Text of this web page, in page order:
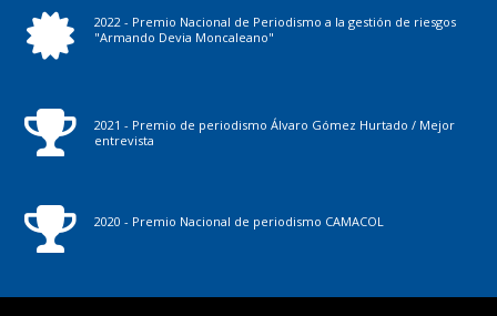
2022 - Premio Nacional de Periodismo a la gestión de riesgos
"Armando Devia Moncaleano"
2021 - Premio de periodismo Álvaro Gómez Hurtado / Mejor
entrevista
2020 - Premio Nacional de periodismo CAMACOL